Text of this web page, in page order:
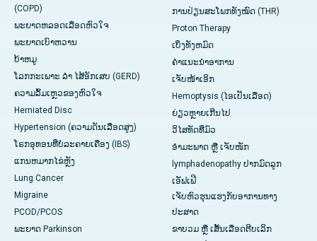
(COPD)
ພະຍາດຫລອດເລືອດຫົວໃຈ
ພະຍາດເບົາຫວານ
ບ້າຫມູ
ໂລກກະເພາະ ລຳ ໄສ້ອັກເສບ (GERD)
ຄວາມລົ້ມເຫຼວຂອງຫົວໃຈ
Herniated Disc
Hypertension (ຄວາມດັນເລືອດສູງ)
ໂຣກອຸທອນທີ່ບໍ່ລະຄາຍເຄືອງ (IBS)
ແກນ​ຫມາກ​ໄຂ່​ຫຼັງ
Lung Cancer
Migraine
PCOD/PCOS
ພະຍາດ Parkinson
ການປ່ຽນສະໂພກທັງໝົດ (THR)
Proton Therapy
ເບິ່ງທັງຫມົດ
ຄໍາແນະນໍາອາການ
ເຈັບໜ້າເອິກ
Hemoptysis (ໄອເປັນເລືອດ)
ຍ່ຽວຫຼາຍເກີນໄປ
ວິໄສທັດທີ່ມົວ
ອຳມະພາດ ຫຼື ເຈັບໜັກ
lymphadenopathy ປາກມົດລູກ
ເອັຟເຟີ
ເຈັບຫົວຮຸນແຮງກັບອາການທາງ
ປະສາດ
ຂາບວມ ຫຼື ເສັ້ນເລືອດຕີບເລິກ